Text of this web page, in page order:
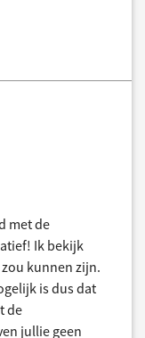
met de
Ik bekijk
kunnen zijn.
is dus dat
de
jullie geen